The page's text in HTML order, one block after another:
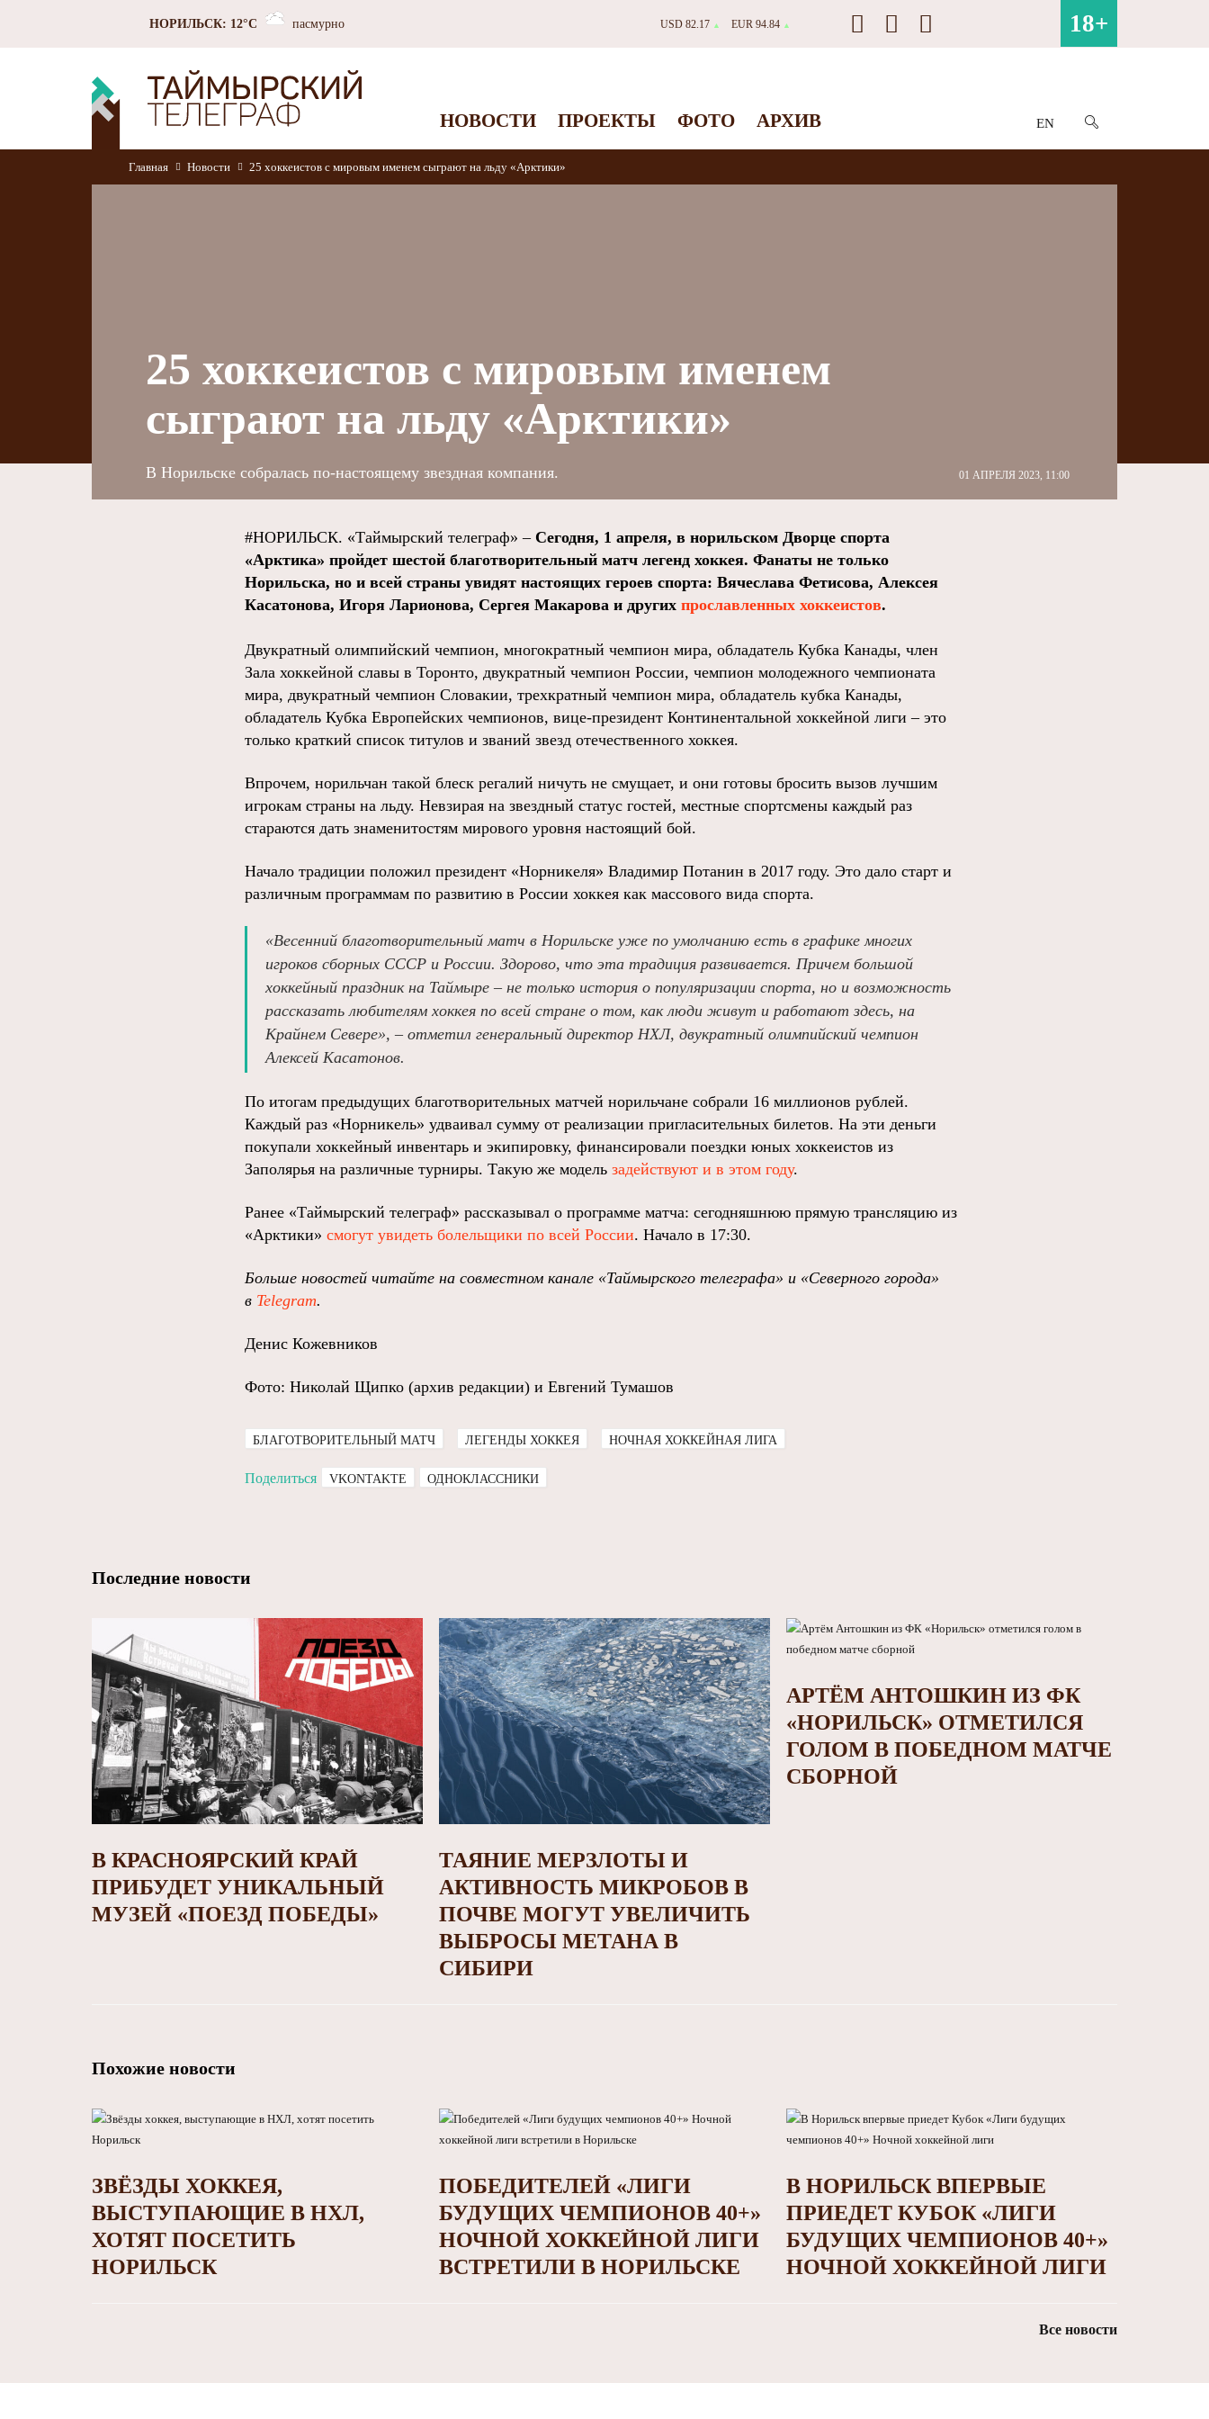
НОРИЛЬСК: 12°C пасмурно USD 82.17 ▲ EUR 94.84 ▲ 18+
НОВОСТИ ПРОЕКТЫ ФОТО АРХИВ EN
Главная Новости 25 хоккеистов с мировым именем сыграют на льду «Арктики»
25 хоккеистов с мировым именем
сыграют на льду «Арктики»
01 АПРЕЛЯ 2023, 11:00
В Норильске собралась по-настоящему звездная компания.
#НОРИЛЬСК. «Таймырский телеграф» – Сегодня, 1 апреля, в норильском Дворце спорта
«Арктика» пройдет шестой благотворительный матч легенд хоккея. Фанаты не только
Норильска, но и всей страны увидят настоящих героев спорта: Вячеслава Фетисова, Алексея
Касатонова, Игоря Ларионова, Сергея Макарова и других прославленных хоккеистов.
Двукратный олимпийский чемпион, многократный чемпион мира, обладатель Кубка Канады, член
Зала хоккейной славы в Торонто, двукратный чемпион России, чемпион молодежного чемпионата
мира, двукратный чемпион Словакии, трехкратный чемпион мира, обладатель кубка Канады,
обладатель Кубка Европейских чемпионов, вице-президент Континентальной хоккейной лиги – это
только краткий список титулов и званий звезд отечественного хоккея.
Впрочем, норильчан такой блеск регалий ничуть не смущает, и они готовы бросить вызов лучшим
игрокам страны на льду. Невзирая на звездный статус гостей, местные спортсмены каждый раз
стараются дать знаменитостям мирового уровня настоящий бой.
Начало традиции положил президент «Норникеля» Владимир Потанин в 2017 году. Это дало старт и
различным программам по развитию в России хоккея как массового вида спорта.
«Весенний благотворительный матч в Норильске уже по умолчанию есть в графике многих
игроков сборных СССР и России. Здорово, что эта традиция развивается. Причем большой
хоккейный праздник на Таймыре – не только история о популяризации спорта, но и возможность
рассказать любителям хоккея по всей стране о том, как люди живут и работают здесь, на
Крайнем Севере», – отметил генеральный директор НХЛ, двукратный олимпийский чемпион
Алексей Касатонов.
По итогам предыдущих благотворительных матчей норильчане собрали 16 миллионов рублей.
Каждый раз «Норникель» удваивал сумму от реализации пригласительных билетов. На эти деньги
покупали хоккейный инвентарь и экипировку, финансировали поездки юных хоккеистов из
Заполярья на различные турниры. Такую же модель задействуют и в этом году.
Ранее «Таймырский телеграф» рассказывал о программе матча: сегодняшнюю прямую трансляцию из
«Арктики» смогут увидеть болельщики по всей России. Начало в 17:30.
Больше новостей читайте на совместном канале «Таймырского телеграфа» и «Северного города»
в Telegram.
Денис Кожевников
Фото: Николай Щипко (архив редакции) и Евгений Тумашов
БЛАГОТВОРИТЕЛЬНЫЙ МАТЧ ЛЕГЕНДЫ ХОККЕЯ НОЧНАЯ ХОККЕЙНАЯ ЛИГА
Поделиться VKONTAKTE ОДНОКЛАССНИКИ
Последние новости
В КРАСНОЯРСКИЙ КРАЙ
ПРИБУДЕТ УНИКАЛЬНЫЙ
МУЗЕЙ «ПОЕЗД ПОБЕДЫ»
ТАЯНИЕ МЕРЗЛОТЫ И
АКТИВНОСТЬ МИКРОБОВ В
ПОЧВЕ МОГУТ УВЕЛИЧИТЬ
ВЫБРОСЫ МЕТАНА В
СИБИРИ
АРТЁМ АНТОШКИН ИЗ ФК
«НОРИЛЬСК» ОТМЕТИЛСЯ
ГОЛОМ В ПОБЕДНОМ МАТЧЕ
СБОРНОЙ
Похожие новости
ЗВЁЗДЫ ХОККЕЯ,
ВЫСТУПАЮЩИЕ В НХЛ,
ХОТЯТ ПОСЕТИТЬ
НОРИЛЬСК
ПОБЕДИТЕЛЕЙ «ЛИГИ
БУДУЩИХ ЧЕМПИОНОВ 40+»
НОЧНОЙ ХОККЕЙНОЙ ЛИГИ
ВСТРЕТИЛИ В НОРИЛЬСКЕ
В НОРИЛЬСК ВПЕРВЫЕ
ПРИЕДЕТ КУБОК «ЛИГИ
БУДУЩИХ ЧЕМПИОНОВ 40+»
НОЧНОЙ ХОККЕЙНОЙ ЛИГИ
Все новости